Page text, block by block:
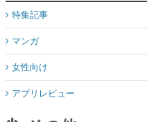
特集記事
マンガ
女性向け
アプリレビュー